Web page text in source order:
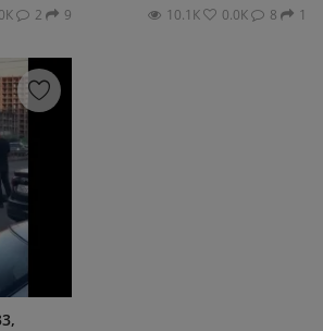
2 9 10.1К 0.0К 8 1